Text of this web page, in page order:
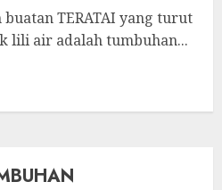
TERATAI yang turut
lili air adalah tumbuhan...